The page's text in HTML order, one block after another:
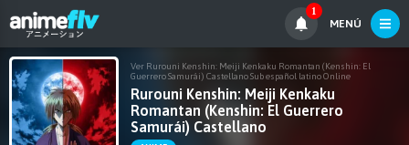
1
MENÚ
Ver Rurouni Kenshin: Meiji Kenkaku Romantan (Kenshin: El
Guerrero Samurái) Castellano Sub español latino Online
Rurouni Kenshin: Meiji Kenkaku
Romantan (Kenshin: El Guerrero
Samurái) Castellano